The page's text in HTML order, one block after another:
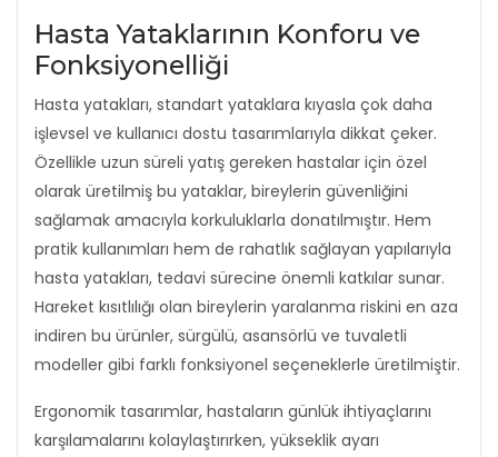
Hasta Yataklarının Konforu ve
Fonksiyonelliği
Hasta yatakları, standart yataklara kıyasla çok daha
işlevsel ve kullanıcı dostu tasarımlarıyla dikkat çeker.
Özellikle uzun süreli yatış gereken hastalar için özel
olarak üretilmiş bu yataklar, bireylerin güvenliğini
sağlamak amacıyla korkuluklarla donatılmıştır. Hem
pratik kullanımları hem de rahatlık sağlayan yapılarıyla
hasta yatakları, tedavi sürecine önemli katkılar sunar.
Hareket kısıtlılığı olan bireylerin yaralanma riskini en aza
indiren bu ürünler, sürgülü, asansörlü ve tuvaletli
modeller gibi farklı fonksiyonel seçeneklerle üretilmiştir.
Ergonomik tasarımlar, hastaların günlük ihtiyaçlarını
karşılamalarını kolaylaştırırken, yükseklik ayarı